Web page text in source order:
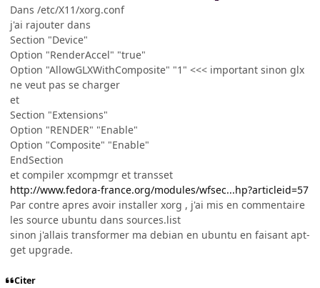
Dans /etc/X11/xorg.conf
j'ai rajouter dans
Section "Device"
Option "RenderAccel" "true"
Option "AllowGLXWithComposite" "1" <<< important sinon glx
ne veut pas se charger
et
Section "Extensions"
Option "RENDER" "Enable"
Option "Composite" "Enable"
EndSection
et compiler xcompmgr et transset
http://www.fedora-france.org/modules/wfsec...hp?articleid=57
Par contre apres avoir installer xorg , j'ai mis en commentaire
les source ubuntu dans sources.list
sinon j'allais transformer ma debian en ubuntu en faisant apt-
get upgrade.
Citer